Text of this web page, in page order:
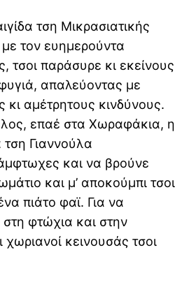
τση Μικρασιατικής
τον ευημερούντα
τσοι παράσυρε κι εκείνους
απαλεύοντας με
κι αμέτρητους κινδύνους.
επαέ στα Χωραφάκια, η
τση Γιαννούλα
και να βρούνε
και μ’ αποκούμπι τσοι
πιάτο φαϊ. Για να
φτώχια και στην
κεινουσάς τσοι